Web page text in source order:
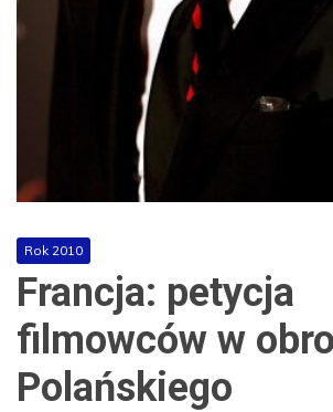
Rok 2010
Francja: petycja
filmowców w
Polańskiego